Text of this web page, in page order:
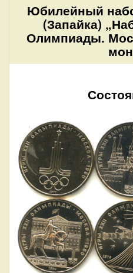
Юбилейный
(Запайка)
Олимпиады.